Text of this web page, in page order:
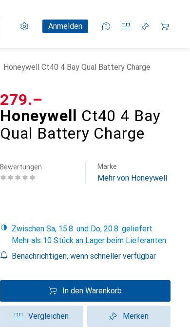
Einstellungen
KundenkontoAnmelden
Vergleichslisten
Merklisten
Warenkorb
Honeywell Ct40 4 Bay Qual Battery Charge
Honeywell Ct40 4 Bay
Qual Battery Charge
CHF
279.–
Bewertungen Marke
Mehr von Honeywell
Zwischen Sa, 15.8. und Do, 20.8. geliefert
Mehr als 10 Stück an Lager beim Lieferanten
Benachrichtigen, wenn schneller verfügbar
In den Warenkorb
Vergleichen Merken